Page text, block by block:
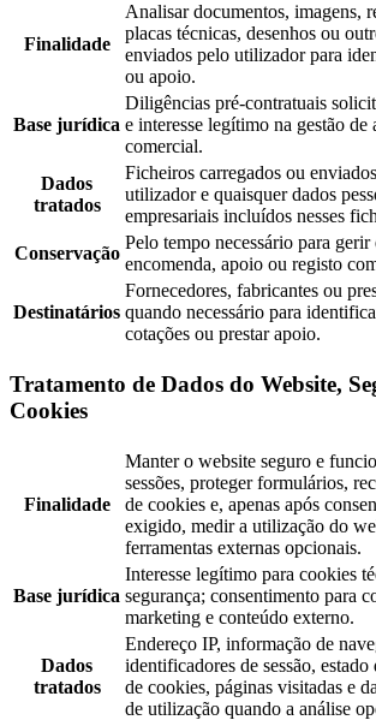
Finalidade
Analisar documentos, imagens,
placas técnicas, desenhos ou
enviados pelo utilizador para
ou apoio.
Base jurídica
Diligências pré-contratuais
e interesse legítimo na gestão de
comercial.
Dados
tratados
Ficheiros carregados ou
utilizador e quaisquer dados
empresariais incluídos nesses
Conservação
Pelo tempo necessário para gerir
encomenda, apoio ou registo
Destinatários
Fornecedores, fabricantes ou
quando necessário para
cotações ou prestar apoio.
Tratamento de Dados do Website,
Cookies
Finalidade
Manter o website seguro e
sessões, proteger formulários,
de cookies e, apenas após
exigido, medir a utilização do
ferramentas externas opcionais.
Base jurídica
Interesse legítimo para cookies
segurança; consentimento para
marketing e conteúdo externo.
Dados
tratados
Endereço IP, informação de
identificadores de sessão,
de cookies, páginas visitadas e
de utilização quando a análise